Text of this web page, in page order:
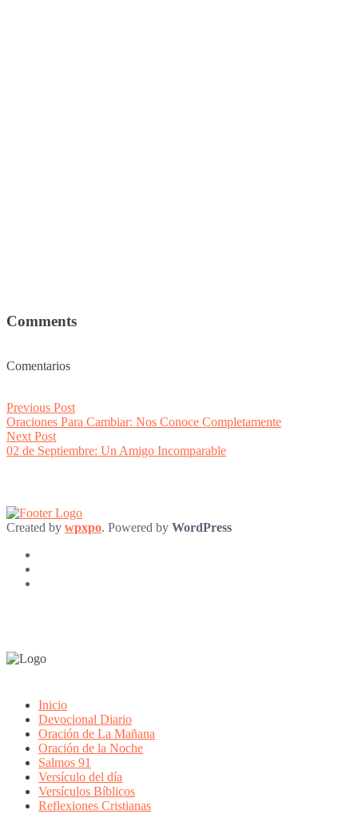
Comments
Comentarios
Post
navigation
Previous PostPrevious
post:
Oraciones Para Cambiar: Nos Conoce Completamente
Next PostNext
post:
02 de Septiembre: Un Amigo Incomparable
Created by wpxpo. Powered by WordPress
Inicio
Devocional Diario
Oración de La Mañana
Oración de la Noche
Salmos 91
Versículo del día
Versículos Bíblicos
Reflexiones Cristianas